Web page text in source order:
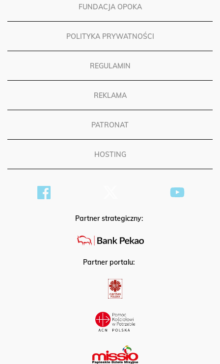
FUNDACJA OPOKA
POLITYKA PRYWATNOŚCI
REGULAMIN
REKLAMA
PATRONAT
HOSTING
Partner strategiczny:
Partner portalu: